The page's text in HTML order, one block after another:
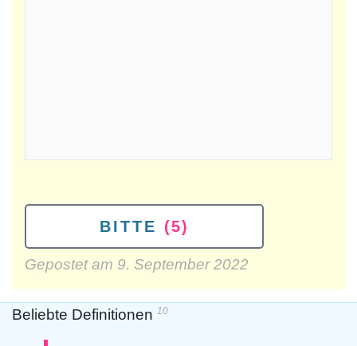
BITTE (5)
Gepostet am 9. September 2022
Beliebte Definitionen 10